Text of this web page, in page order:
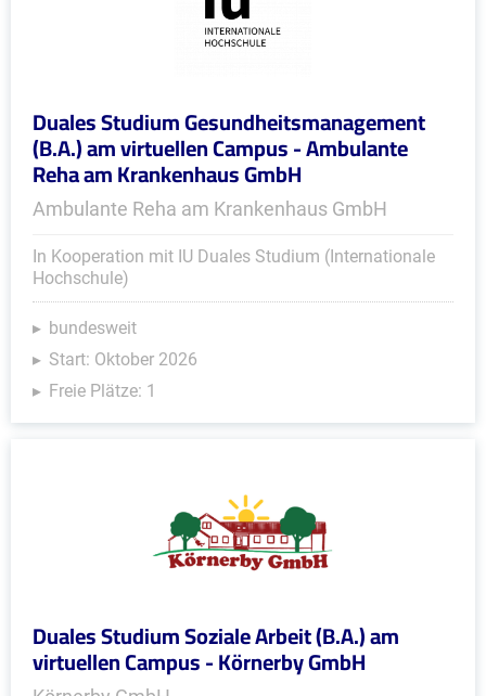
Duales Studium Gesundheitsmanagement
(B.A.) am virtuellen Campus - Ambulante
Reha am Krankenhaus GmbH
Ambulante Reha am Krankenhaus GmbH
In Kooperation mit IU Duales Studium (Internationale
Hochschule)
bundesweit
Start: Oktober 2026
Freie Plätze: 1
Duales Studium Soziale Arbeit (B.A.) am
virtuellen Campus - Körnerby GmbH